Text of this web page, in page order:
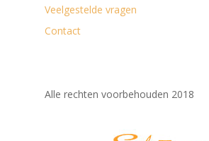
Veelgestelde vragen
Contact
Alle rechten voorbehouden 2018